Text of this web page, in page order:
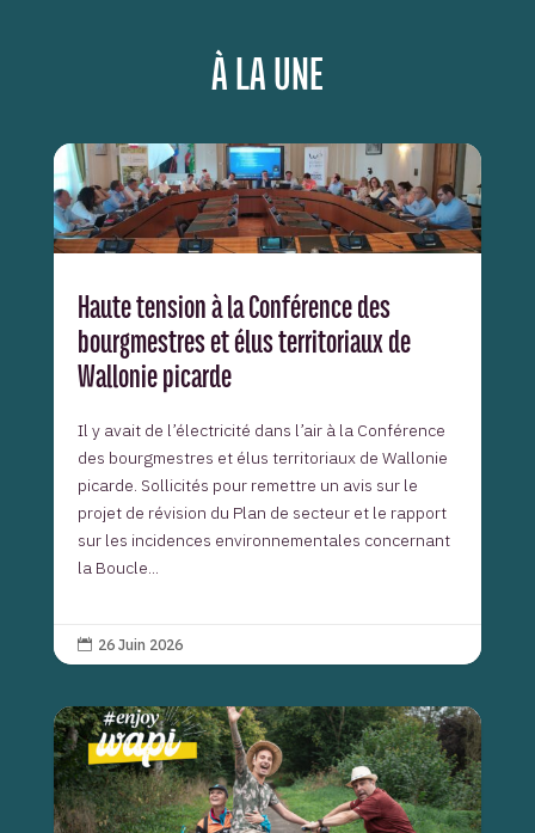
À LA UNE
Haute tension à la Conférence des
bourgmestres et élus territoriaux de
Wallonie picarde
Il y avait de l’électricité dans l’air à la Conférence
des bourgmestres et élus territoriaux de Wallonie
picarde. Sollicités pour remettre un avis sur le
projet de révision du Plan de secteur et le rapport
sur les incidences environnementales concernant
la Boucle...
 26 Juin 2026